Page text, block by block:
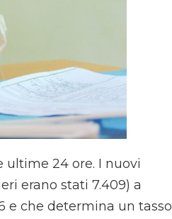
ultime 24 ore. I nuovi
erano stati 7.409) a
e che determina un tasso